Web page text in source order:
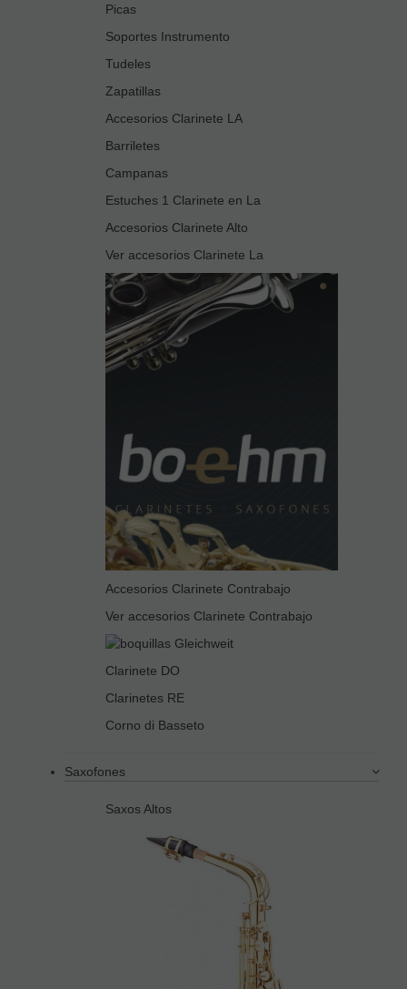
Picas
Soportes Instrumento
Tudeles
Zapatillas
Accesorios Clarinete LA
Barriletes
Campanas
Estuches 1 Clarinete en La
Accesorios Clarinete Alto
Ver accesorios Clarinete La
Accesorios Clarinete Contrabajo
Ver accesorios Clarinete Contrabajo
Clarinete DO
Clarinetes RE
Corno di Basseto
Saxofones
Saxos Altos